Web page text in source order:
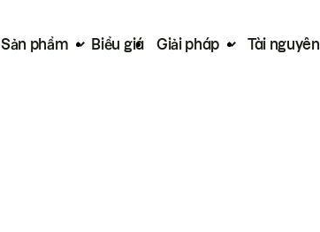
Sản phẩm Biểu giá Giải pháp Tài nguyên